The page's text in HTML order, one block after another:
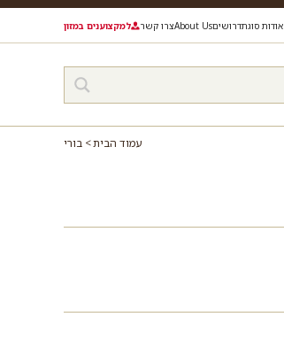
אודות סוגתדרושיםAbout Usצרו קשר למקצוענים במזון
עמוד הבית בורי